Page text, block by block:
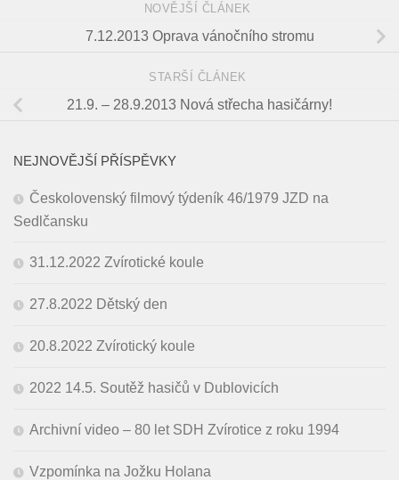
NOVĚJŠÍ ČLÁNEK
7.12.2013 Oprava vánočního stromu
STARŠÍ ČLÁNEK
21.9. – 28.9.2013 Nová střecha hasičárny!
NEJNOVĚJŠÍ PŘÍSPĚVKY
Českolovenský filmový týdeník 46/1979 JZD na
Sedlčansku
31.12.2022 Zvírotické koule
27.8.2022 Dětský den
20.8.2022 Zvírotický koule
2022 14.5. Soutěž hasičů v Dublovicích
Archivní video – 80 let SDH Zvírotice z roku 1994
Vzpomínka na Jožku Holana